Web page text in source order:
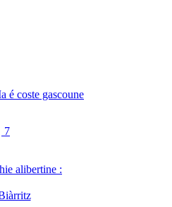
é coste gascoune
7
alibertine :